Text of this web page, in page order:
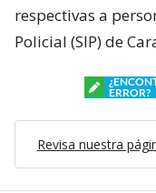
respectivas a
Policial (SIP) de
ERROR?
Revisa nuestra